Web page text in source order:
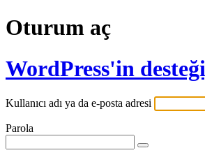
Oturum aç
WordPress'in
Kullanıcı adı ya da e-posta adresi
Parola